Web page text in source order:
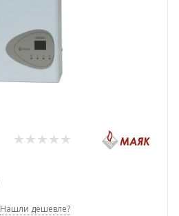
Нашли дешевле?